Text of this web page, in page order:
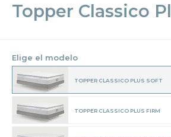
Topper Classico
Elige el modelo
TOPPER CLASSICO PLUS SOFT
TOPPER CLASSICO PLUS FIRM